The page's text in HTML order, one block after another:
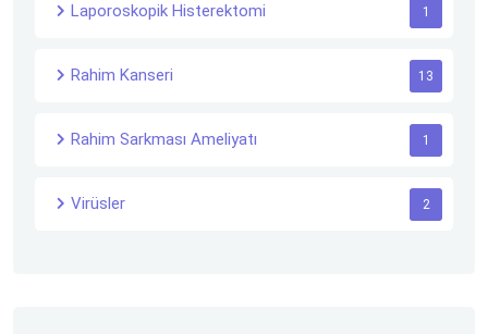
Laporoskopik Histerektomi 1
Rahim Kanseri 13
Rahim Sarkması Ameliyatı 1
Virüsler 2